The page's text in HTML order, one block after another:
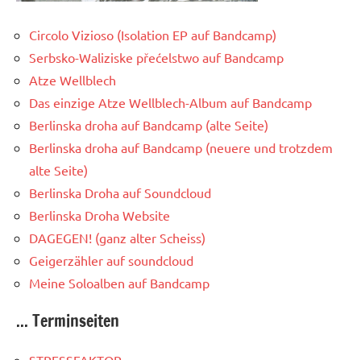
Circolo Vizioso (Isolation EP auf Bandcamp)
Serbsko-Waliziske přećelstwo auf Bandcamp
Atze Wellblech
Das einzige Atze Wellblech-Album auf Bandcamp
Berlinska droha auf Bandcamp (alte Seite)
Berlinska droha auf Bandcamp (neuere und trotzdem
alte Seite)
Berlinska Droha auf Soundcloud
Berlinska Droha Website
DAGEGEN! (ganz alter Scheiss)
Geigerzähler auf soundcloud
Meine Soloalben auf Bandcamp
... Terminseiten